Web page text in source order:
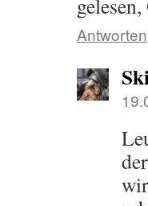
Antworten